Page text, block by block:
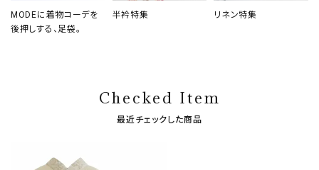
MODEに着物コーデを
後押しする、足袋。
半衿特集 リネン特集
Checked Item
最近チェックした商品